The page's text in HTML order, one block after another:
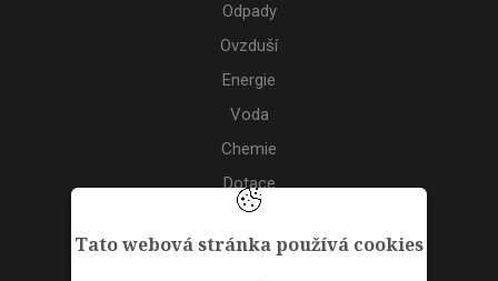
Tato webová stránka používá cookies
Odpady
Ovzduší
Energie
Voda
Chemie
Dotace
Akce